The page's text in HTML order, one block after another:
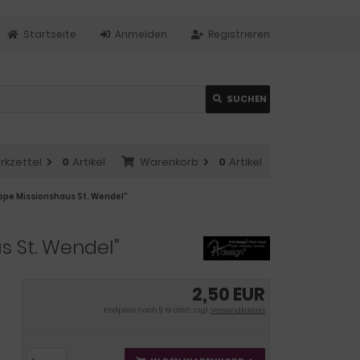
Registrieren
Anmelden
Startseite
SUCHEN
Warenkorb 0 Artikel
0 Artikel
Missionshaus St. Wendel"
St. Wendel"
2,50 EUR
Endpreis nach § 19 UStG. zzgl.Versandkosten